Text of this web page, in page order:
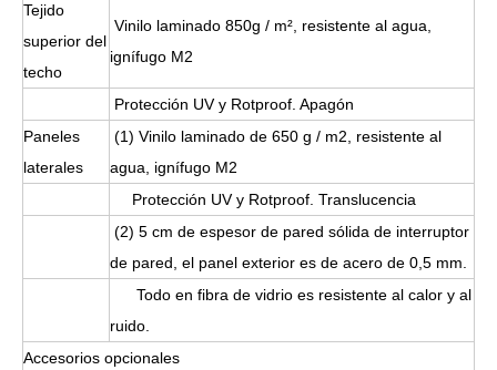
Tejido
superior del
techo
Vinilo laminado 850g / m², resistente al agua,
ignífugo M2
Protección UV y Rotproof. Apagón
Paneles
laterales
(1) Vinilo laminado de 650 g / m2, resistente al
agua, ignífugo M2
Protección UV y Rotproof. Translucencia
(2) 5 cm de espesor de pared sólida de interruptor
de pared, el panel exterior es de acero de 0,5 mm.
Todo en fibra de vidrio es resistente al calor y al
ruido.
Accesorios opcionales